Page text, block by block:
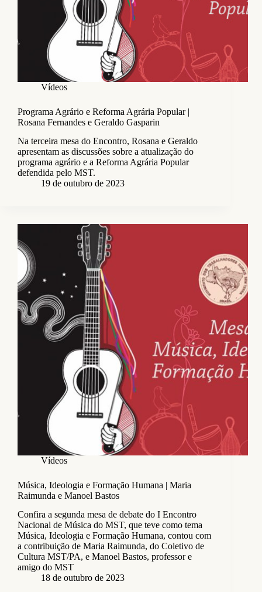
Vídeos
Programa Agrário e Reforma Agrária Popular |
Rosana Fernandes e Geraldo Gasparin
Na terceira mesa do Encontro, Rosana e Geraldo
apresentam as discussões sobre a atualização do
programa agrário e a Reforma Agrária Popular
defendida pelo MST.
19 de outubro de 2023
Vídeos
Música, Ideologia e Formação Humana | Maria
Raimunda e Manoel Bastos
Confira a segunda mesa de debate do I Encontro
Nacional de Música do MST, que teve como tema
Música, Ideologia e Formação Humana, contou com
a contribuição de Maria Raimunda, do Coletivo de
Cultura MST/PA, e Manoel Bastos, professor e
amigo do MST
18 de outubro de 2023